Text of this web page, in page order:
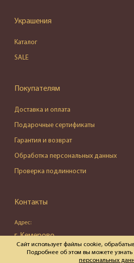
Украшения
Каталог
SALE
Покупателям
Доставка и оплата
Подарочные сертификаты
Гарантия и возврат
Обработка персональных данных
Проверка подлинности
Контакты
Адрес:
г. Кемерово,
ул. Весенняя, д. 16, пом. 87
Сайт использует файлы cookie,
Подробнее об этом вы можете узнать
персональных